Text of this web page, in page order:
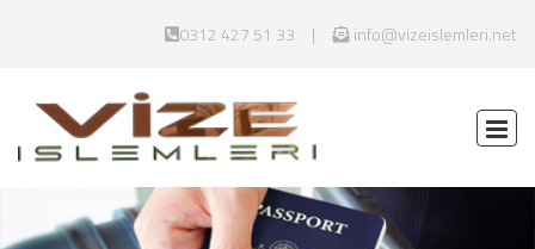
0312 427 51 33 info@vizeislemleri.net